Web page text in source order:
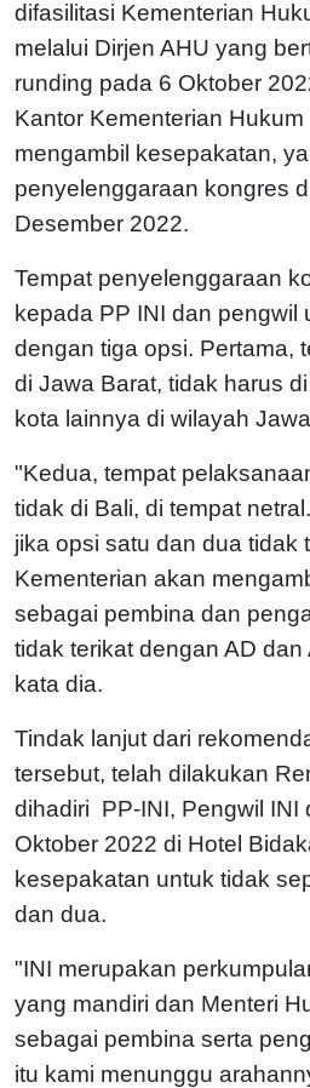
difasilitasi Kementerian
melalui Dirjen AHU yang
runding pada 6 Oktober
Kantor Kementerian
mengambil kesepakatan,
penyelenggaraan kongres
Desember 2022.
Tempat penyelenggaraan
kepada PP INI dan pengwil
dengan tiga opsi. Pertama,
di Jawa Barat, tidak harus
kota lainnya di wilayah
"Kedua, tempat
tidak di Bali, di tempat
jika opsi satu dan dua tidak
Kementerian akan
sebagai pembina dan
tidak terikat dengan AD
kata dia.
Tindak lanjut dari
tersebut, telah dilakukan
dihadiri PP-INI, Pengwil INI
Oktober 2022 di Hotel
kesepakatan untuk tidak
dan dua.
"INI merupakan
yang mandiri dan Menteri
sebagai pembina serta
itu kami menunggu